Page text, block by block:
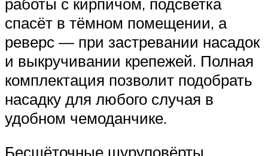
спасёт в тёмном помещении, а
реверс — при застревании насадок
и выкручивании крепежей. Полная
комплектация позволит подобрать
насадку для любого случая в
удобном чемоданчике.
Бесщёточные шуруповёрты